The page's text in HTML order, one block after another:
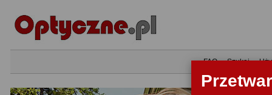
•FAQ•Szukaj•